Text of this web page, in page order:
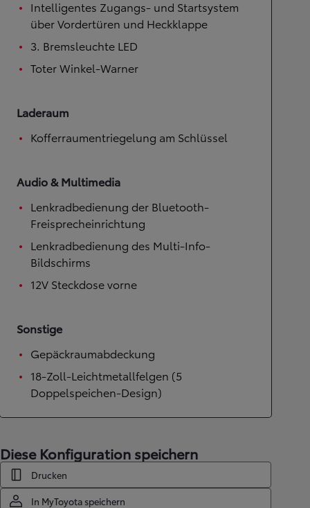
Intelligentes Zugangs- und Startsystem
über Vordertüren und Heckklappe
3. Bremsleuchte LED
Toter Winkel-Warner
Laderaum
Kofferraumentriegelung am Schlüssel
Audio & Multimedia
Lenkradbedienung der Bluetooth-
Freisprecheinrichtung
Lenkradbedienung des Multi-Info-
Bildschirms
12V Steckdose vorne
Sonstige
Gepäckraumabdeckung
18-Zoll-Leichtmetallfelgen (5
Doppelspeichen-Design)
Diese Konfiguration speichern
Drucken
In MyToyota speichern